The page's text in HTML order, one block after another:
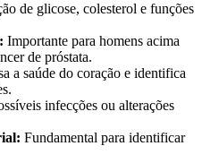
de glicose, colesterol e funções
Importante para homens acima
de próstata.
a saúde do coração e identifica
infecções ou alterações
Fundamental para identificar